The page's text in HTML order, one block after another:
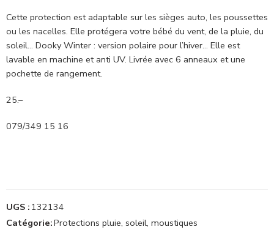
Cette protection est adaptable sur les sièges auto, les poussettes
ou les nacelles. Elle protégera votre bébé du vent, de la pluie, du
soleil… Dooky Winter : version polaire pour l’hiver… Elle est
lavable en machine et anti UV. Livrée avec 6 anneaux et une
pochette de rangement.
25.–
079/349 15 16
UGS : 132134
Catégorie:Protections pluie, soleil, moustiques